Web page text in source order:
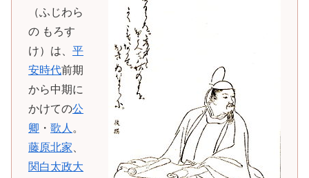
（ふじわら
の もろす
け）は、 平
安時代前期
から中期に
かけての公
卿 ・ 歌人。
藤原北家、
関白太政大